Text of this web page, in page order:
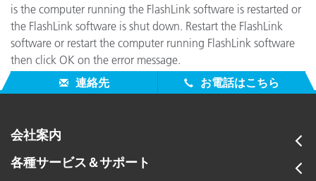
is the computer running the FlashLink software is restarted or
the FlashLink software is shut down. Restart the FlashLink
software or restart the computer running FlashLink software
then click OK on the error message.
連絡先
お電話はこちら
会社案内
各種サービス＆サポート